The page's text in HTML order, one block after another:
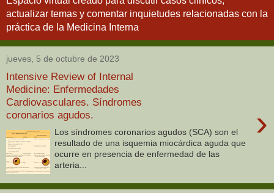
actualizar temas y comentar inquietudes relacionadas con la
práctica de la Medicina Interna
jueves, 5 de octubre de 2023
Intensive Review of Internal
Medicine: Enfermedades
Cardiovasculares. Síndromes
coronarios agudos.
›
Los síndromes coronarios agudos (SCA) son el
resultado de una isquemia miocárdica aguda que
ocurre en presencia de enfermedad de las
arteria...